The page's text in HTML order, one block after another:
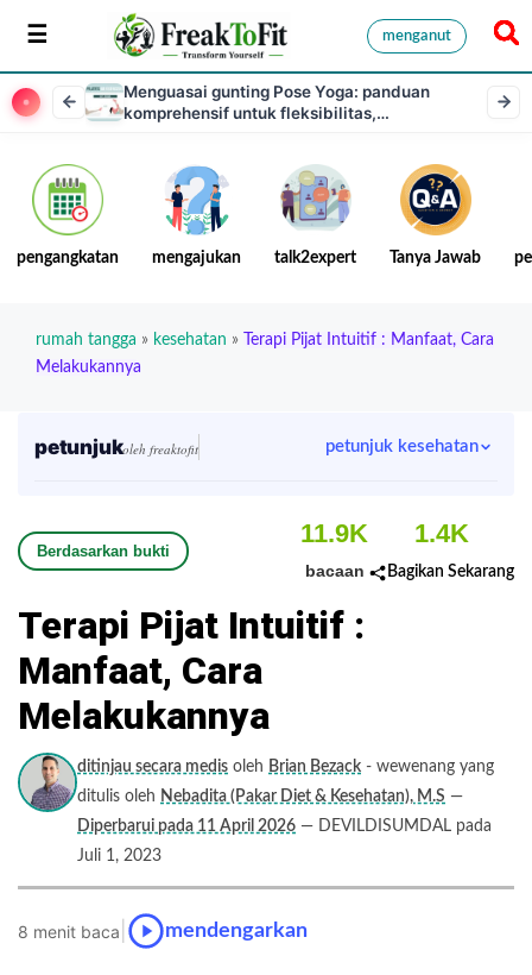
menganut
Menguasai gunting Pose Yoga: panduan
komprehensif untuk fleksibilitas,
pengangkatan mengajukan talk2expert Tanya Jawab
rumah tangga » kesehatan »
Terapi Pijat Intuitif : Manfaat, Cara
Melakukannya
petunjukoleh freaktofit petunjuk kesehatan
Berdasarkan bukti
11.9K
bacaan
1.4K
Bagikan Sekarang
Terapi Pijat Intuitif :
Manfaat, Cara
Melakukannya
ditinjau secara medis oleh Brian Bezack - wewenang yang
ditulis oleh Nebadita (Pakar Diet & Kesehatan), M.S —
Diperbarui pada 11 April 2026 — DEVILDISUMDAL pada
Juli 1, 2023
8 menit baca mendengarkan